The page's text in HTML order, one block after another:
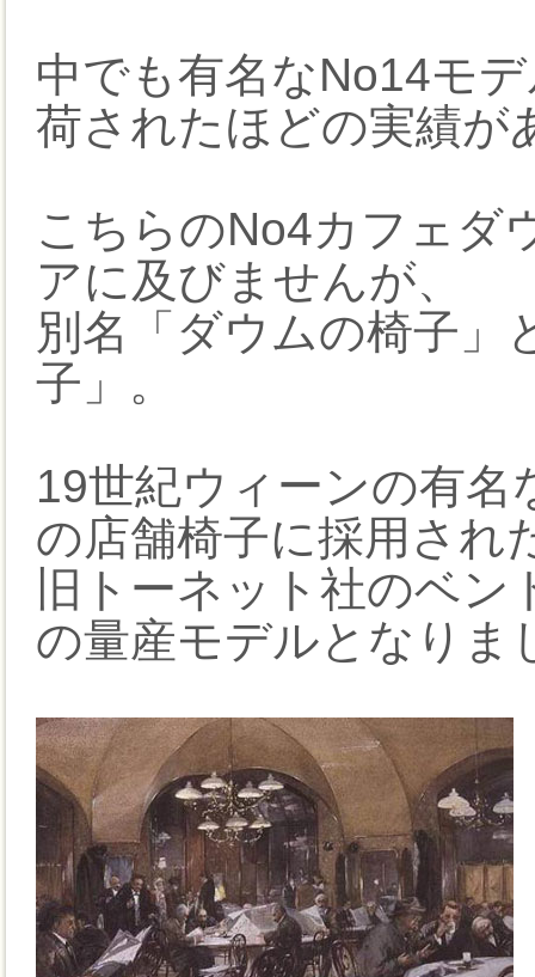
中でも有名なNo14モ
荷されたほどの実績が
こちらのNo4カフェダ
アに及びませんが、
別名「ダウムの椅子」
子」。
19世紀ウィーンの有名
の店舗椅子に採用され
旧トーネット社のベ
の量産モデルとなりま